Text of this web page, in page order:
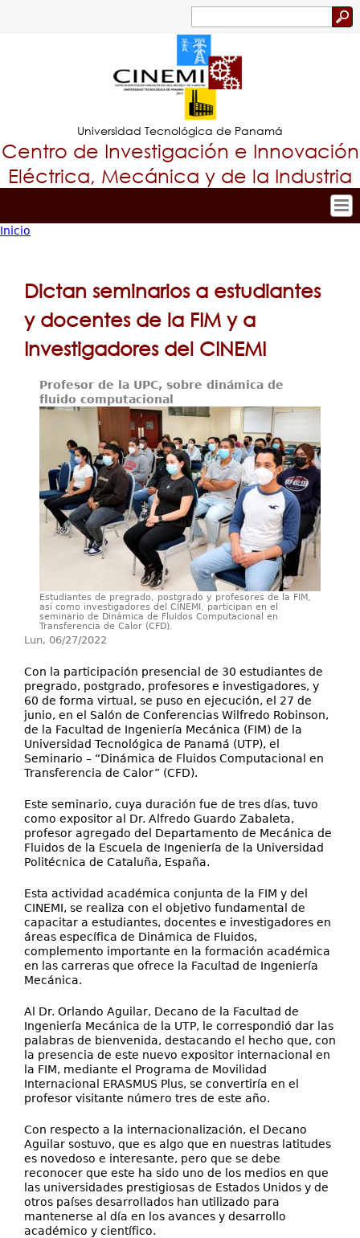
Jump to navigation
Formulario
de
búsqueda
Universidad Tecnológica de Panamá
Centro de Investigación e Innovación
Eléctrica, Mecánica y de la Industria
Tropical
Principal
Investigación y Desarrollo
Proyectos de Investigación
Producción Científica
Extensión
Eventos
Contáctenos
está
Inicio
Dictan seminarios a estudiantes
y docentes de la FIM y a
Investigadores del CINEMI
Profesor de la UPC, sobre dinámica de
fluido computacional
Estudiantes de pregrado, postgrado y profesores de la FIM,
así como investigadores del CINEMI, participan en el
seminario de Dinámica de Fluidos Computacional en
Transferencia de Calor (CFD).
Lun, 06/27/2022
Con la participación presencial de 30 estudiantes de
pregrado, postgrado, profesores e investigadores, y
60 de forma virtual, se puso en ejecución, el 27 de
junio, en el Salón de Conferencias Wilfredo Robinson,
de la Facultad de Ingeniería Mecánica (FIM) de la
Universidad Tecnológica de Panamá (UTP), el
Seminario – “Dinámica de Fluidos Computacional en
Transferencia de Calor” (CFD).
Este seminario, cuya duración fue de tres días, tuvo
como expositor al Dr. Alfredo Guardo Zabaleta,
profesor agregado del Departamento de Mecánica de
Fluidos de la Escuela de Ingeniería de la Universidad
Politécnica de Cataluña, España.
Esta actividad académica conjunta de la FIM y del
CINEMI, se realiza con el objetivo fundamental de
capacitar a estudiantes, docentes e investigadores en
áreas específica de Dinámica de Fluidos,
complemento importante en la formación académica
en las carreras que ofrece la Facultad de Ingeniería
Mecánica.
Al Dr. Orlando Aguilar, Decano de la Facultad de
Ingeniería Mecánica de la UTP, le correspondió dar las
palabras de bienvenida, destacando el hecho que, con
la presencia de este nuevo expositor internacional en
la FIM, mediante el Programa de Movilidad
Internacional ERASMUS Plus, se convertiría en el
profesor visitante número tres de este año.
Con respecto a la internacionalización, el Decano
Aguilar sostuvo, que es algo que en nuestras latitudes
es novedoso e interesante, pero que se debe
reconocer que este ha sido uno de los medios en que
las universidades prestigiosas de Estados Unidos y de
otros países desarrollados han utilizado para
mantenerse al día en los avances y desarrollo
académico y científico.